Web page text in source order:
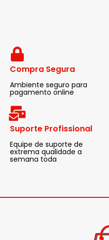
Compra Segura
Ambiente seguro para
pagamento online
Suporte Profissional
Equipe de suporte de
extrema qualidade a
semana toda